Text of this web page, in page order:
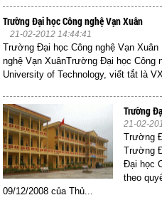
Trường Đại học Công nghệ Vạn Xuân
21-02-2012 14:44:41
Trường Đại học Công nghệ Vạn
nghệ Vạn XuânTrường Đại học Công
University of Technology, viết tắt là
Trường
21-02-
Trường
Trường
Đại học
theo
09/12/2008 của Thủ...